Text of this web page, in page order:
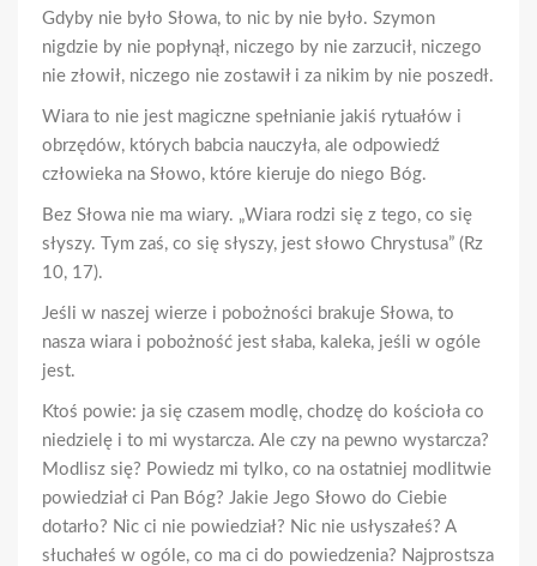
Gdyby nie było Słowa, to nic by nie było. Szymon
nigdzie by nie popłynął, niczego by nie zarzucił, niczego
nie złowił, niczego nie zostawił i za nikim by nie poszedł.
Wiara to nie jest magiczne spełnianie jakiś rytuałów i
obrzędów, których babcia nauczyła, ale odpowiedź
człowieka na Słowo, które kieruje do niego Bóg.
Bez Słowa nie ma wiary. „Wiara rodzi się z tego, co się
słyszy. Tym zaś, co się słyszy, jest słowo Chrystusa” (Rz
10, 17).
Jeśli w naszej wierze i pobożności brakuje Słowa, to
nasza wiara i pobożność jest słaba, kaleka, jeśli w ogóle
jest.
Ktoś powie: ja się czasem modlę, chodzę do kościoła co
niedzielę i to mi wystarcza. Ale czy na pewno wystarcza?
Modlisz się? Powiedz mi tylko, co na ostatniej modlitwie
powiedział ci Pan Bóg? Jakie Jego Słowo do Ciebie
dotarło? Nic ci nie powiedział? Nic nie usłyszałeś? A
słuchałeś w ogóle, co ma ci do powiedzenia? Najprostsza